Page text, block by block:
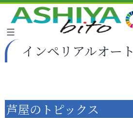
インペリアルオート
芦屋のトピックス